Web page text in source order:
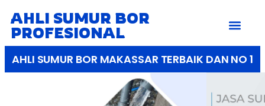
AHLI SUMUR BOR
PROFESIONAL
AHLI SUMUR BOR MAKASSAR TERBAIK DAN NO 1